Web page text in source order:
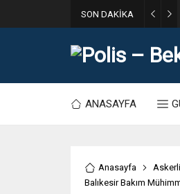
SON DAKİKA
ANASAYFA
Anasayfa
Balıkesir Bakım